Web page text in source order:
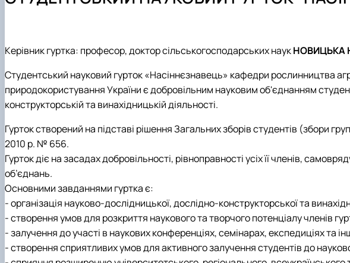
Навчальна робота
Матеріально-технічне забезпечення
Профорієнтаційна діяльність кафедри
Графік роботи НПП
Навчальна практика
Аспірантура
Студентський науковий гурток "Дистанційні технології в рослинництві"
Студентський науковий гурток "Малопоширені кормові культури"
Публікації
Конференції
Наукові публікації студентів
Телефони гарячих ліній
Керівник гуртка: професор, доктор сільськогосподарських наукНОВИЦЬКА
Студентський науковий гурток «Насіннєзнавець» кафедри рослинництва
природокористування України є добровільним науковим об'єднанням
конструкторській та винахідницькій діяльності.
Гурток створений на підставі рішення Загальних зборів студентів (збори
2010 р. № 656.
Гурток діє на засадах добровільності, рівноправності усіх її членів,
об’єднань.
Основними завданнями гуртка є:
- організація науково-дослідницької, дослідно-конструкторської та
- створення умов для розкриття наукового та творчого потенціалу членів
- залучення до участі в наукових конференціях, семінарах, експедиціях та
- створення сприятливих умов для активного залучення студентів до